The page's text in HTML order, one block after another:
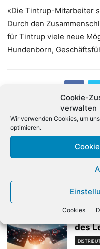
Cookie-
verwalten
Wir verwenden Cookies, um
optimieren.
Cookies
«Die Tintrup-Mitarbeiter
Durch den
für Tintrup viele neue
Hundenborn,
Vorheriger Artikel
Microsoft stellt neue
Surface-Hardware vor
Also
des